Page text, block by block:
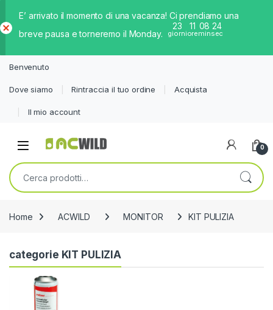
E’ arrivato il momento di una vacanza! Ci prendiamo una
breve pausa e torneremo il Monday.
23
giorni
11
ore
08
min
24
sec
iud
Benvenuto
Dove siamo Rintraccia il tuo ordine Acquista
Il mio account
0
Cerca:
Home ACWILD MONITOR KIT PULIZIA
categorie KIT PULIZIA